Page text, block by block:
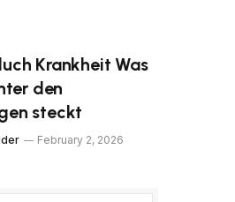
Krankheit Was
den
steckt
February 2, 2026